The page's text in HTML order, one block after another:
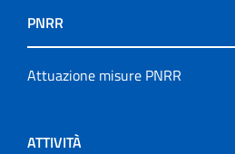
PNRR
Attuazione misure PNRR
ATTIVITÀ